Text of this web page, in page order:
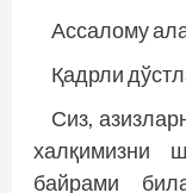
Ассалому
Қадрли
Сиз,
халқимизни
байрами